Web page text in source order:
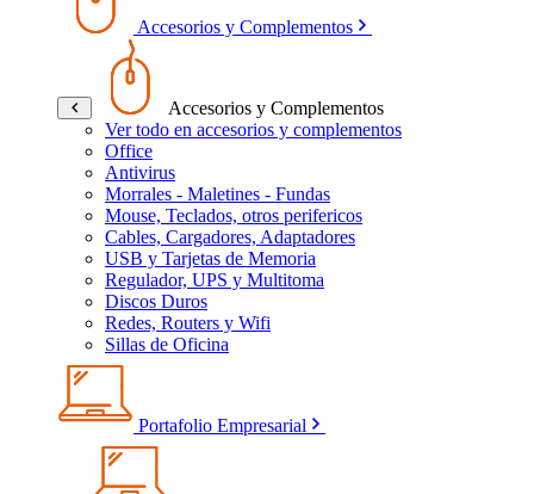
Accesorios y Complementos
Accesorios y Complementos
Ver todo en accesorios y complementos
Office
Antivirus
Morrales - Maletines - Fundas
Mouse, Teclados, otros perifericos
Cables, Cargadores, Adaptadores
USB y Tarjetas de Memoria
Regulador, UPS y Multitoma
Discos Duros
Redes, Routers y Wifi
Sillas de Oficina
Portafolio Empresarial